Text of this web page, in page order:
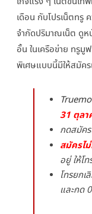
เดือน กับโปรเน็ตทรู ค
จำกัดปริมาณเน็ต ดูห
อั้น ในเครือข่าย ทรูมู
พิเศษแบบนี้มีให้สมัคร
31 ตุล
กดสมัคร
สมัครไ
อยู่ ให้โ
โทรยก
และกด